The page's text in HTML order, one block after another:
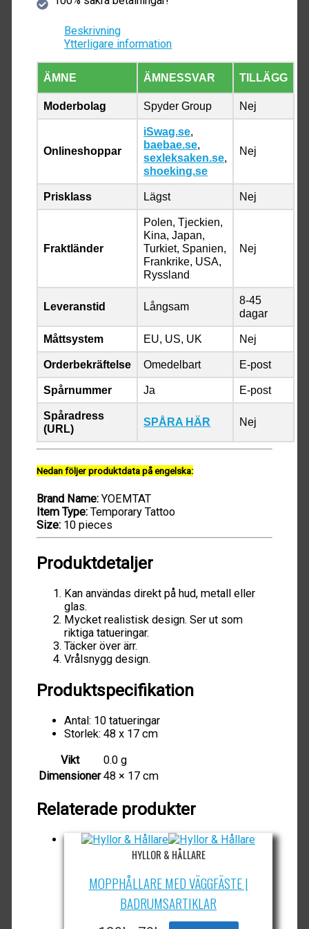
Beskrivning
Ytterligare information
ÄMNE ÄMNESSVAR TILLÄGG
Moderbolag Spyder Group Nej
Onlineshoppar
iSwag.se,
baebae.se,
sexleksaken.se,
shoeking.se
Nej
Prisklass Lägst Nej
Fraktländer
Polen, Tjeckien,
Kina, Japan,
Turkiet, Spanien,
Frankrike, USA,
Ryssland
Nej
Leveranstid Långsam
8-45
dagar
Måttsystem EU, US, UK Nej
Orderbekräftelse Omedelbart E-post
Spårnummer Ja E-post
Spåradress
(URL)
SPÅRA HÄR Nej
Nedan följer produktdata på engelska:
Brand Name:YOEMTAT
Item Type: Temporary Tattoo
Size: 10 pieces
Produktdetaljer
Kan användas direkt på hud, metall eller
glas.
Mycket realistisk design. Ser ut som
riktiga tatueringar.
Täcker över ärr.
Vrålsnygg design.
Produktspecifikation
Antal: 10 tatueringar
Storlek: 48 x 17 cm
Vikt
0.0 g
Dimensioner 48 × 17 cm
Relaterade produkter
HYLLOR & HÅLLARE
MOPPHÅLLARE MED VÄGGFÄSTE |
BADRUMSARTIKLAR